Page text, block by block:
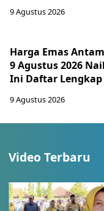
9 Agustus 2026
Harga Emas
9 Agustus 2026
Ini Daftar
9 Agustus 2026
Video Terbaru